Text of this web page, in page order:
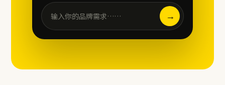
输入你的品牌需求…… →